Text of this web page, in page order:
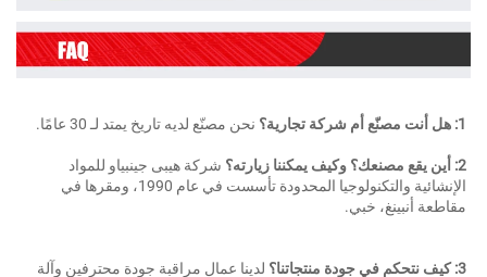
نحن مصنّع لديه تاريخ يمتد لـ 30 عامًا.
شركة هيبى جينبياو للمواد
الإنشائية والتكنولوجيا المحدودة تأسست في عام 1990، ومقرها في
أنبينغ، خبي.
لدينا عمال مراقبة جودة محترفين وآلة